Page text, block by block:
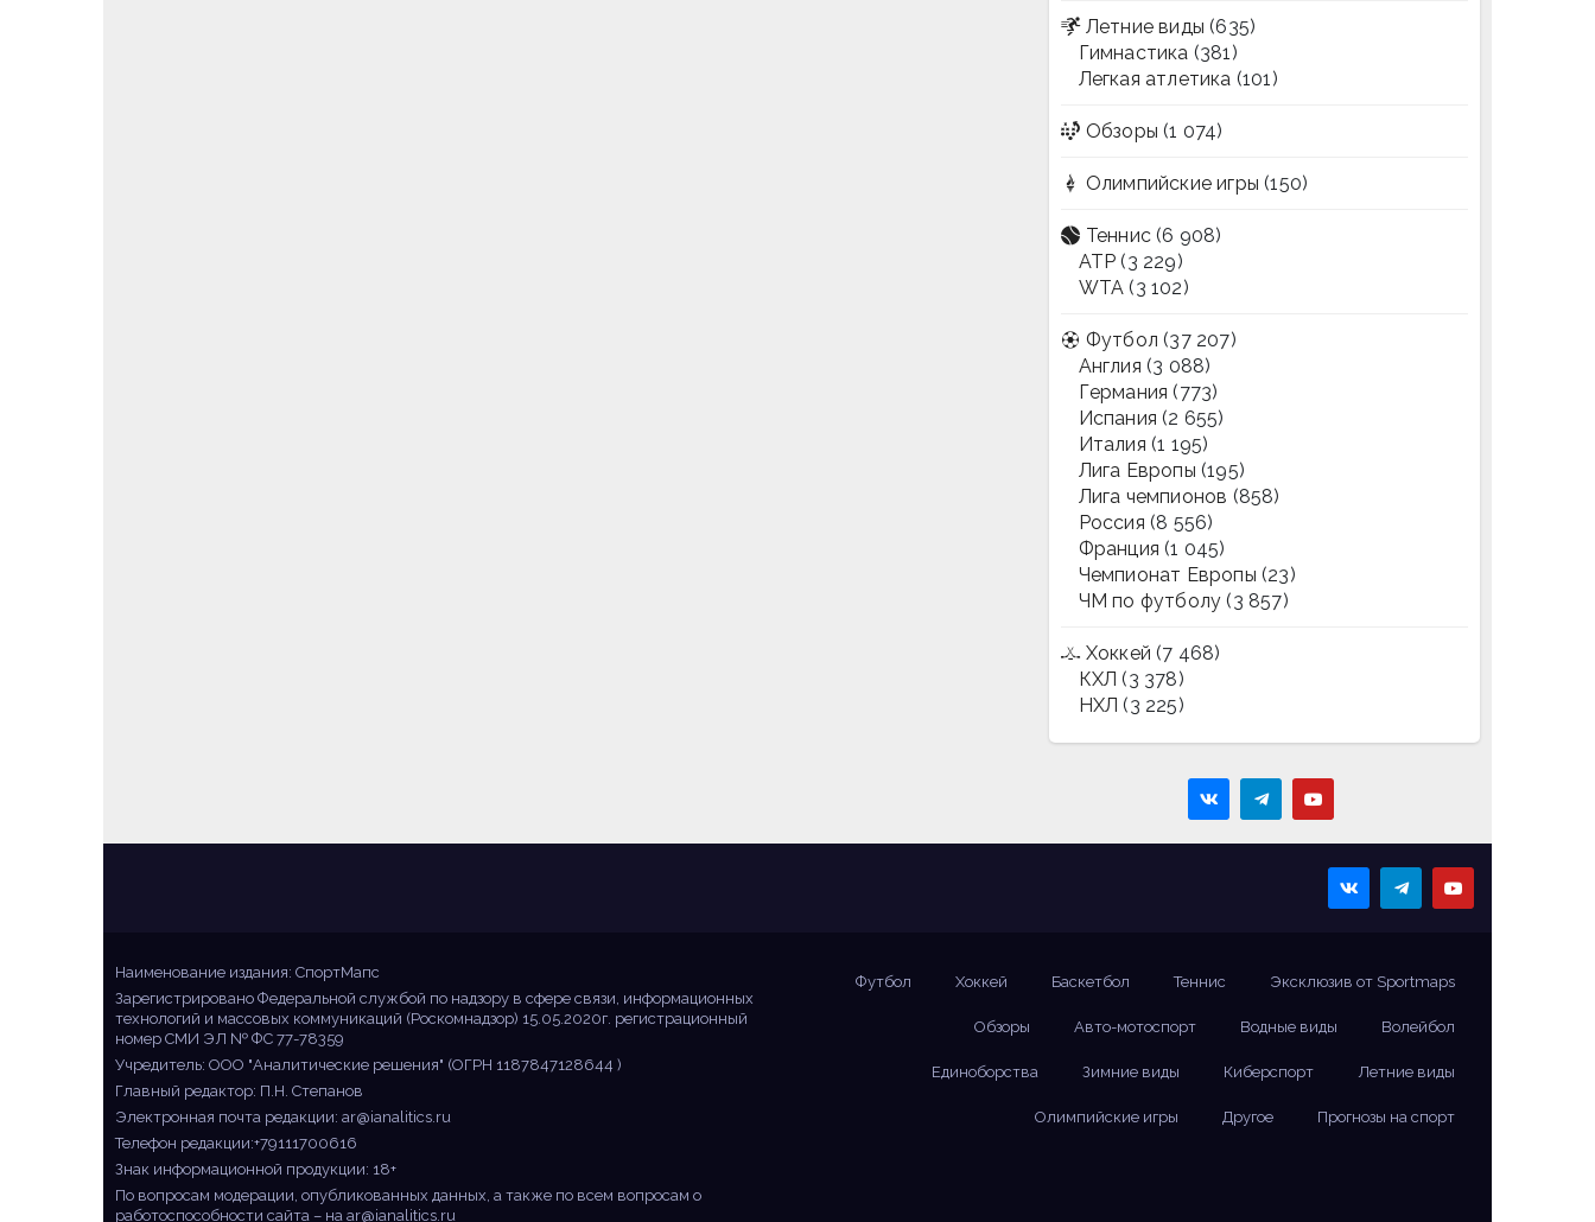
Летние виды (635)
Гимнастика (381)
Легкая атлетика (101)
Обзоры (1 074)
Олимпийские игры (150)
Теннис (6 908)
ATP (3 229)
WTA (3 102)
Футбол (37 207)
Англия (3 088)
Германия (773)
Испания (2 655)
Италия (1 195)
Лига Европы (195)
Лига чемпионов (858)
Россия (8 556)
Франция (1 045)
Чемпионат Европы (23)
ЧМ по футболу (3 857)
Хоккей (7 468)
КХЛ (3 378)
НХЛ (3 225)
Наименование издания: СпортМапс
Зарегистрировано Федеральной службой по надзору в сфере связи, информационных
технологий и массовых коммуникаций (Роскомнадзор) 15.05.2020г. регистрационный
номер СМИ ЭЛ № ФС 77-78359
Учредитель: ООО "Аналитические решения" (ОГРН 1187847128644 )
Главный редактор: П.Н. Степанов
Электронная почта редакции: ar@ianalitics.ru
Телефон редакции:+79111700616
Знак информационной продукции: 18+
По вопросам модерации, опубликованных данных, а также по всем вопросам о
работоспособности сайта – на ar@ianalitics.ru
Футбол Хоккей Баскетбол Теннис Эксклюзив от Sportmaps
Обзоры Авто-мотоспорт Водные виды Волейбол
Единоборства Зимние виды Киберспорт Летние виды
Олимпийские игры Другое Прогнозы на спорт